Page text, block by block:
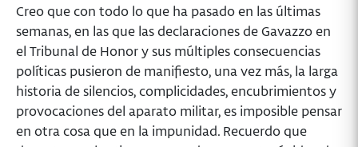
Creo que con todo lo que ha pasado en las últimas
semanas, en las que las declaraciones de Gavazzo en
el Tribunal de Honor y sus múltiples consecuencias
políticas pusieron de manifiesto, una vez más, la larga
historia de silencios, complicidades, encubrimientos y
provocaciones del aparato militar, es imposible pensar
en otra cosa que en la impunidad. Recuerdo que